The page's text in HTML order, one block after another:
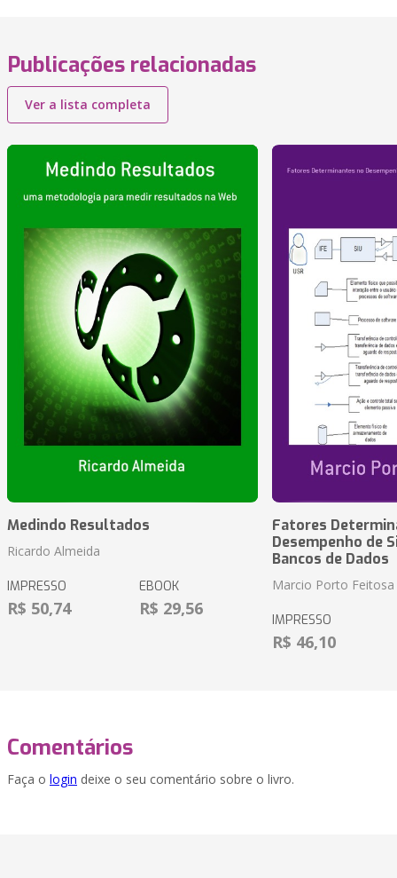
Publicações relacionadas
Ver a lista completa
Medindo Resultados
Ricardo Almeida
IMPRESSO
R$ 50,74
EBOOK
R$ 29,56
Fatores
Desempenho de
Bancos de Dados
Marcio Porto Feitosa
IMPRESSO
R$ 46,10
Comentários
Faça o login deixe o seu comentário sobre o livro.